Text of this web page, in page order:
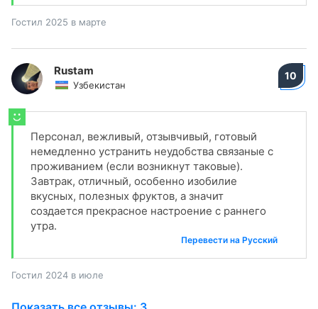
Гостил 2025 в марте
Rustam
Узбекистан
10
Персонал, вежливый, отзывчивый, готовый
немедленно устранить неудобства связаные с
проживанием (если возникнут таковые).
Завтрак, отличный, особенно изобилие
вкусных, полезных фруктов, а значит
создается прекрасное настроение с раннего
утра.
Перевести на Русский
Гостил 2024 в июле